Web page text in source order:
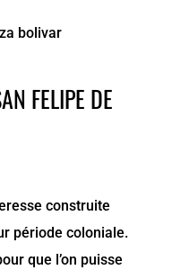
FELIPE DE
construite
période coloniale.
que l’on puisse